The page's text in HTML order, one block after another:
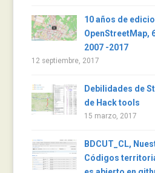
10 años de
OpenStreetMap,
2007 -2017
12 septiembre, 2017
Debilidades de
de Hack tools
15 marzo, 2017
BDCUT_CL,
Códigos